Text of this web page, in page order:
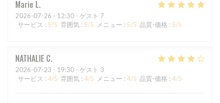
Marie L
2026-07-26 - 12:30 - ゲスト 7
サービス : 5/5 雰囲気 : 5/5 メニュー : 5/5 品質-価格 : 5/5
NATHALIE C
2026-07-23 - 19:30 - ゲスト 3
サービス : 4/5 雰囲気 : 4/5 メニュー : 4/5 品質-価格 : 4/5